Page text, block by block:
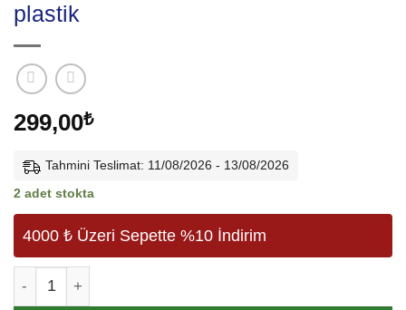
plastik
299,00₺
Tahmini Teslimat: 11/08/2026 - 13/08/2026
2 adet stokta
4000 ₺ Üzeri Sepette %10 İndirim
Supra Mandren 13mm 1/2-20unf -plastik adet
Alternative: